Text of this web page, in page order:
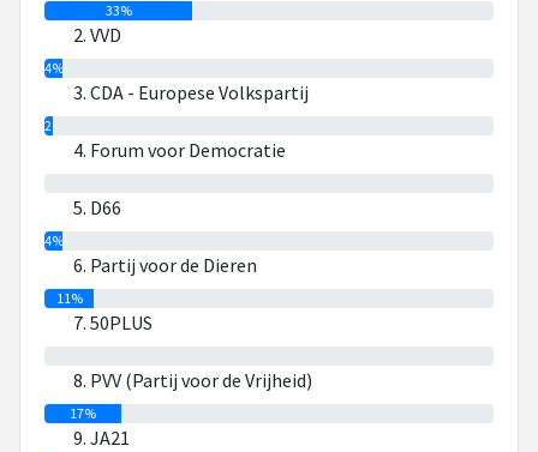
33%
2. VVD
4%
3. CDA - Europese Volkspartij
2%
4. Forum voor Democratie
5. D66
4%
6. Partij voor de Dieren
11%
7. 50PLUS
8. PVV (Partij voor de Vrijheid)
17%
9. JA21